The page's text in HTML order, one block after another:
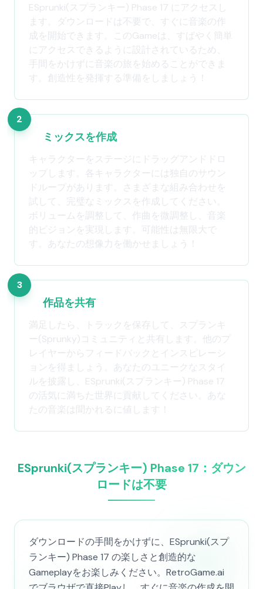
ESprunki(スプランキー) Phase 17 にアクセスし
ます。ダウンロードは不要で、すぐに音楽の作
成を開始できます。このGameは、すばやく簡単
にアクセスできるように設計されているため、
手間をかけずに音楽の旅を始めることができま
す。創造性を発揮する準備をしましょう！
2
ミックスを作成
キャラクターをステージにドラッグアンドドロ
ップします。各キャラクターには独自のサウン
ドループがあります。さまざまな組み合わせを
試して、完璧なミックスを作成してください。
ボリュームを調整して、作曲を微調整し、音楽
的ビジョンを実現します。可能性は無限大で
す。あなたの想像力を働かせましょう！
3
作品を共有
満足したら、トラックを保存して、スプランキ
ー(Sprunky)コミュニティと共有します。他のプ
レイヤーからフィードバックとインスピレーシ
ョンを得ましょう。あなたのユニークなスタイ
ルを披露し、ESprunki(スプランキー) Phase 17
の活気に満ちた世界に貢献してください。あな
たの音楽は聞かれるに値します！
ESprunki(スプランキー) Phase 17：ダウン
ロードは不要
ダウンロードの手間をかけずに、ESprunki(スプ
ランキー) Phase 17 の楽しさと創造的な
Gameplayをお楽しみください。RetroGame.ai